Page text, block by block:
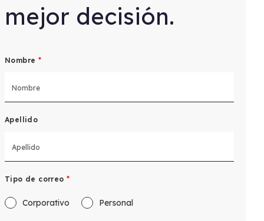
mejor decisión.
Nombre *
Apellido
Tipo de correo*
Corporativo Personal